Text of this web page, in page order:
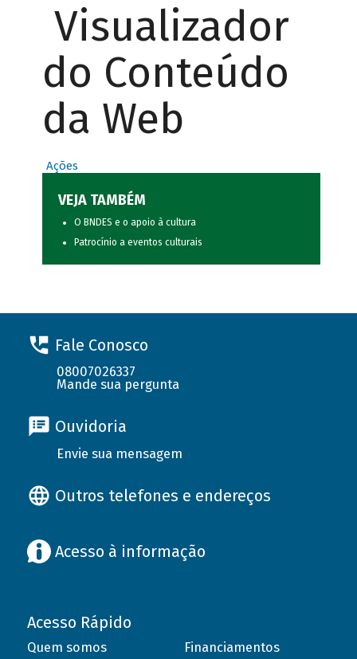
Visualizador
do Conteúdo
da Web
Ações
VEJA TAMBÉM
O BNDES e o apoio à cultura
Patrocínio a eventos culturais
Fale Conosco
08007026337
Mande sua pergunta
Ouvidoria
Envie sua mensagem
Outros telefones e endereços
Acesso à informação
Acesso Rápido
Quem somos
Financiamentos